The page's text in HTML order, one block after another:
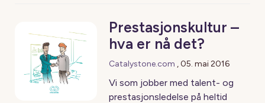
Prestasjonskultur –
hva er nå det?
Catalystone.com ,05. mai 2016
Vi som jobber med talent- og
prestasjonsledelse på heltid